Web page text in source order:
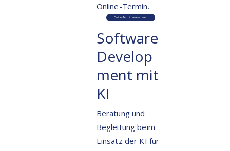
Online-Termin.
Online-Termin vereinbaren
Software
Develop
ment mit
KI
Beratung und
Begleitung beim
Einsatz der KI für